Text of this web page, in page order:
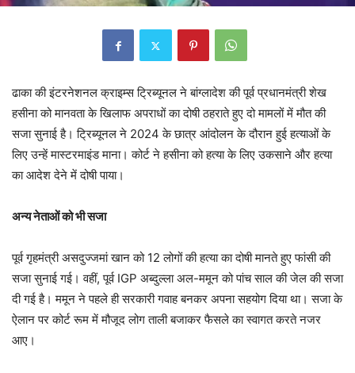
ढाका की इंटरनेशनल क्राइम्स ट्रिब्यूनल ने बांग्लादेश की पूर्व प्रधानमंत्री शेख
हसीना को मानवता के खिलाफ अपराधों का दोषी ठहराते हुए दो मामलों में मौत की
सजा सुनाई है। ट्रिब्यूनल ने 2024 के छात्र आंदोलन के दौरान हुई हत्याओं के
लिए उन्हें मास्टरमाइंड माना। कोर्ट ने हसीना को हत्या के लिए उकसाने और हत्या
का आदेश देने में दोषी पाया।
अन्य नेताओं को भी सजा
पूर्व गृहमंत्री असदुज्जमां खान को 12 लोगों की हत्या का दोषी मानते हुए फांसी की
सजा सुनाई गई। वहीं, पूर्व IGP अब्दुल्ला अल-ममून को पांच साल की जेल की सजा
दी गई है। ममून ने पहले ही सरकारी गवाह बनकर अपना सहयोग दिया था। सजा के
ऐलान पर कोर्ट रूम में मौजूद लोग ताली बजाकर फैसले का स्वागत करते नजर
आए।